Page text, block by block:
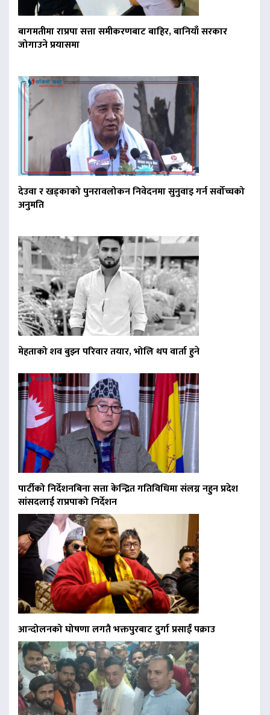
बागमतीमा राप्रपा सत्ता समीकरणबाट बाहिर, बानियाँ सरकार
जोगाउने प्रयासमा
देउवा र खड्काको पुनरावलोकन निवेदनमा सुनुवाइ गर्न सर्वोच्चको
अनुमति
मेहताको शव बुझ्न परिवार तयार, भोलि थप वार्ता हुने
पार्टीको निर्देशनबिना सत्ता केन्द्रित गतिविधिमा संलग्न नहुन प्रदेश
सांसदलाई राप्रपाको निर्देशन
आन्दोलनको घोषणा लगतै भक्तपुरबाट दुर्गा प्रसाईं पक्राउ